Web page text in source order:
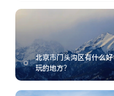
北京市门头沟区有什么好
玩的地方？